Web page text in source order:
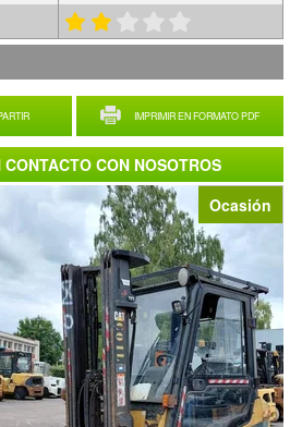
Ocasión
IMPRIMIR EN FORMATO PDF
CONTACTO CON NOSOTROS